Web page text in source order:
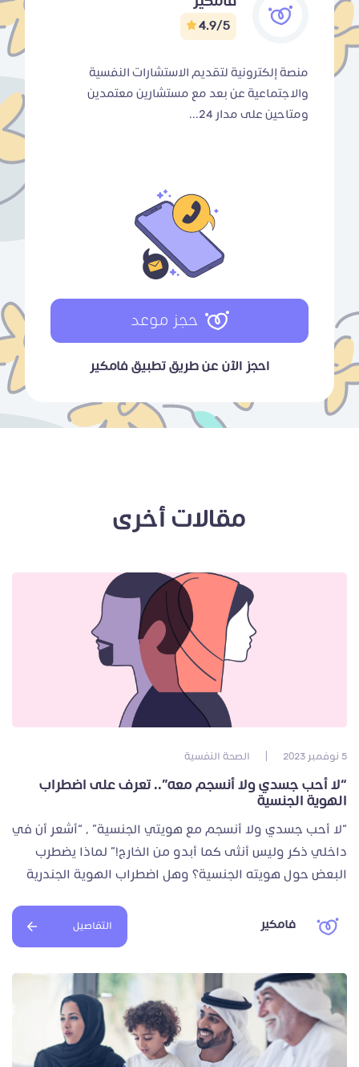
4.9/5
منصة إلكترونية لتقديم الاستشارات النفسية
والاجتماعية عن بعد مع مستشارين معتمدين
ومتاحين على مدار 24...
حجز موعد
احجز الآن عن طريق تطبيق فامكير
مقالات أخرى
5 نوفمبر 2023 الصحة النفسية
“لا أحب جسدي ولا أنسجم معه”.. تعرف على اضطراب
الهوية الجنسية
“لا أحب جسدي ولا أنسجم مع هويتي الجنسية” , “أشعر أن في
داخلي ذكر وليس أنثى كما أبدو من الخارج!” لماذا يضطرب
البعض حول هويته الجنسية؟ وهل اضطراب الهوية الجندرية
فامكير التفاصيل